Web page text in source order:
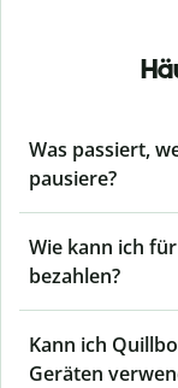
Was passiert,
pausiere?
Wie kann ich
bezahlen?
Kann ich
Geräten